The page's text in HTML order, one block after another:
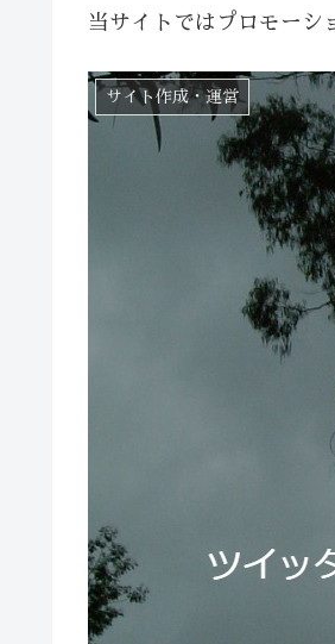
当サイトではプロモーシ
サイト作成・運営